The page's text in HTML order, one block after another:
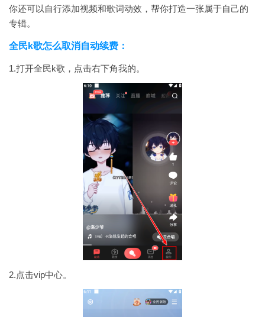
你还可以自行添加视频和歌词动效，帮你打造一张属于自己的
专辑。
全民k歌怎么取消自动续费：
1.打开全民k歌，点击右下角我的。
2.点击vip中心。